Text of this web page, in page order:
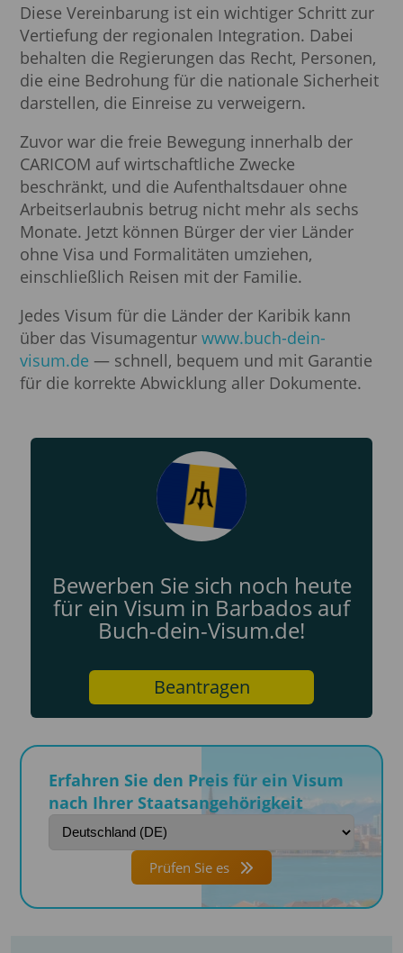
Diese Vereinbarung ist ein wichtiger Schritt zur
Vertiefung der regionalen Integration. Dabei
behalten die Regierungen das Recht, Personen,
die eine Bedrohung für die nationale Sicherheit
darstellen, die Einreise zu verweigern.
Zuvor war die freie Bewegung innerhalb der
CARICOM auf wirtschaftliche Zwecke
beschränkt, und die Aufenthaltsdauer ohne
Arbeitserlaubnis betrug nicht mehr als sechs
Monate. Jetzt können Bürger der vier Länder
ohne Visa und Formalitäten umziehen,
einschließlich Reisen mit der Familie.
Jedes Visum für die Länder der Karibik kann
über das Visumagentur www.buch-dein-
visum.de — schnell, bequem und mit Garantie
für die korrekte Abwicklung aller Dokumente.
Bewerben Sie sich noch heute
für ein Visum in Barbados auf
Buch-dein-Visum.de!
Beantragen
Erfahren Sie den Preis für ein Visum
nach Ihrer Staatsangehörigkeit
Prüfen Sie es